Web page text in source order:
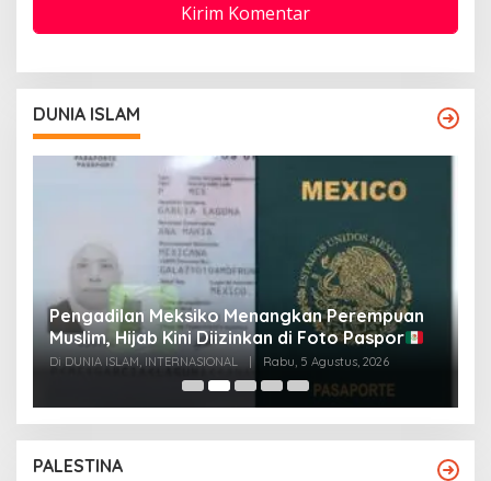
DUNIA ISLAM
Pengadilan Meksiko Menangkan Perempuan
Muslim, Hijab Kini Diizinkan di Foto Paspor
Di DUNIA ISLAM, INTERNASIONAL Rabu, 5 Agustus, 2026
PALESTINA